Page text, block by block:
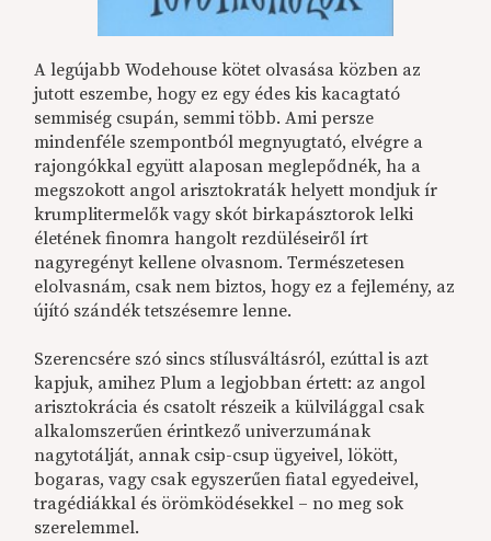
A legújabb Wodehouse kötet olvasása közben az
jutott eszembe, hogy ez egy édes kis kacagtató
semmiség csupán, semmi több. Ami persze
mindenféle szempontból megnyugtató, elvégre a
rajongókkal együtt alaposan meglepődnék, ha a
megszokott angol arisztokraták helyett mondjuk ír
krumplitermelők vagy skót birkapásztorok lelki
életének finomra hangolt rezdüléseiről írt
nagyregényt kellene olvasnom. Természetesen
elolvasnám, csak nem biztos, hogy ez a fejlemény, az
újító szándék tetszésemre lenne.
Szerencsére szó sincs stílusváltásról, ezúttal is azt
kapjuk, amihez Plum a legjobban értett: az angol
arisztokrácia és csatolt részeik a külvilággal csak
alkalomszerűen érintkező univerzumának
nagytotálját, annak csip-csup ügyeivel, lökött,
bogaras, vagy csak egyszerűen fiatal egyedeivel,
tragédiákkal és örömködésekkel – no meg sok
szerelemmel.